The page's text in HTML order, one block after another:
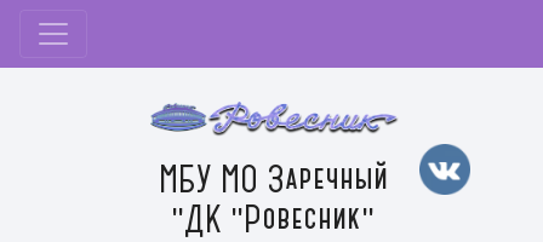
МБУ МО Заречный
"ДК "Ровесник"